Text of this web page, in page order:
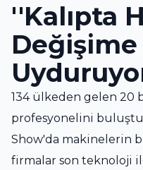
''Kalıpta
134 ülkeden gelen 20
profesyonelini
Show'da makinelerin
firmalar son teknoloji